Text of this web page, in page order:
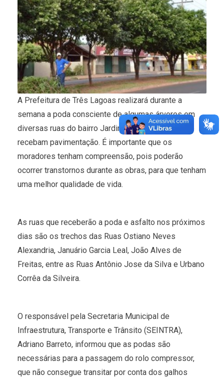
A Prefeitura de Três Lagoas realizará durante a
semana a poda consciente de algumas árvores em
diversas ruas do bairro Jardim Esperança para que
recebam pavimentação. É importante que os
moradores tenham compreensão, pois poderão
ocorrer transtornos durante as obras, para que tenham
uma melhor qualidade de vida.
As ruas que receberão a poda e asfalto nos próximos
dias são os trechos das Ruas Ostiano Neves
Alexandria, Januário Garcia Leal, João Alves de
Freitas, entre as Ruas Antônio Jose da Silva e Urbano
Corrêa da Silveira.
O responsável pela Secretaria Municipal de
Infraestrutura, Transporte e Trânsito (SEINTRA),
Adriano Barreto, informou que as podas são
necessárias para a passagem do rolo compressor,
que não consegue transitar por conta dos galhos